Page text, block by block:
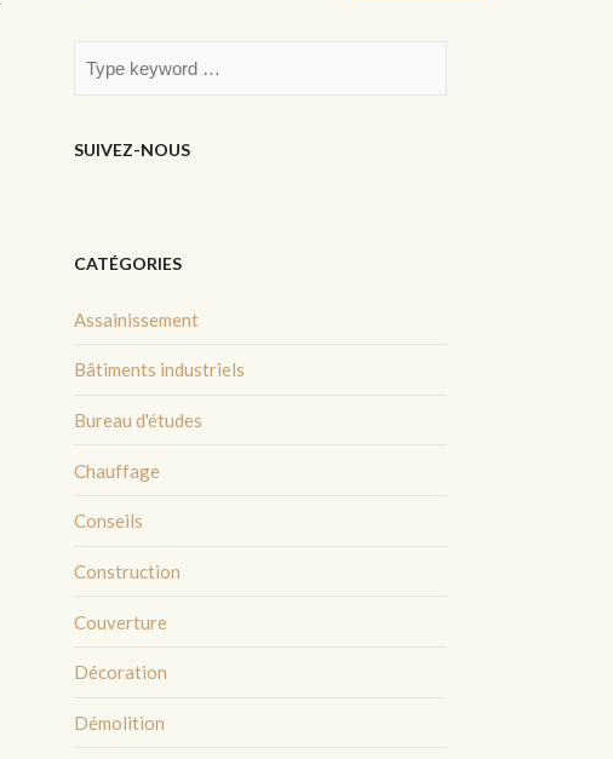
SUIVEZ-NOUS
CATÉGORIES
Assainissement
Bâtiments industriels
Bureau d'études
Chauffage
Conseils
Construction
Couverture
Décoration
Démolition